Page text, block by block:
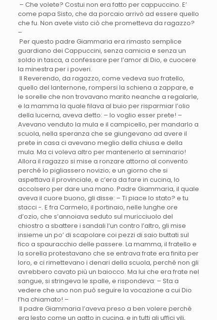
– Che volete? Costui non era fatto per cappuccino. E’
come papa Sisto, che da porcaio arrivò ad essere quello
che fu. Non avete visto ciò che prometteva da ragazzo?
–
Per questo padre Giammaria era rimasto semplice
guardiano dei Cappuccini, senza camicia e senza un
soldo in tasca, a confessare per l’amor di Dio, e cuocere
la minestra per i poveri.
Il Reverendo, da ragazzo, come vedeva suo fratello,
quello del lanternone, rompersi la schiena a zappare, e
le sorelle che non trovavano marito neanche a regalarle,
e la mamma la quale filava al buio per risparmiar l’olio
della lucerna, aveva detto: – Io voglio esser prete! –
Avevano venduto la mula e il campicello, per mandarlo a
scuola, nella speranza che se giungevano ad avere il
prete in casa ci avevano meglio della chiusa e della
mula. Ma ci voleva altro per mantenerlo al seminario!
Allora il ragazzo si mise a ronzare attorno al convento
perché lo pigliassero novizio; e un giorno che si
aspettava il provinciale, e c’era da fare in cucina, lo
accolsero per dare una mano. Padre Giammaria, il quale
aveva il cuore buono, gli disse: – Ti piace lo stato? e tu
stacci -. E fra Carmelo, il portinaio, nelle lunghe ore
d’ozio, che s’annoiava seduto sul muricciuolo del
chiostro a sbattere i sandali l’un contro l’altro, gli mise
insieme un po’ di scapolare coi pezzi di saio buttati sul
fico a spauracchio delle passere. La mamma, il fratello e
la sorella protestavano che se entrava frate era finita per
loro, e ci rimettevano i denari della scuola, perché non gli
avrebbero cavato più un baiocco. Ma lui che era frate nel
sangue, si stringeva le spalle, e rispondeva: – Sta a
vedere che uno non può seguire la vocazione a cui Dio
l’ha chiamato! –
Il padre Giammaria l’aveva preso a ben volere perché
era lesto come un gatto in cucina, e in tutti gli uffici vili,